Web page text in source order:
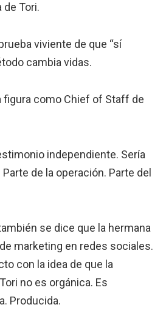
de Tori.
viviente de que “sí
cambia vidas.
figura como Chief of Staff de
independiente. Sería
de la operación. Parte del
se dice que la hermana
marketing en redes sociales.
con la idea de que la
no es orgánica. Es
Producida.